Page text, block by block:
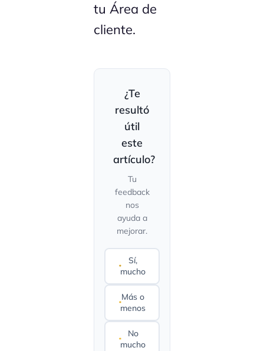
tu Área de
cliente.
¿Te
resultó
útil
este
artículo?
Tu
feedback
nos
ayuda a
mejorar.
Sí,
mucho
Más o
menos
No
mucho